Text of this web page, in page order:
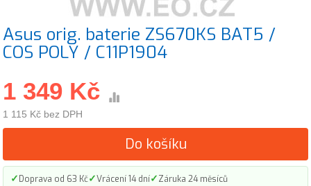
Asus orig. baterie ZS670KS BAT5 /
COS POLY / C11P1904
1 349 Kč
1 115 Kč bez DPH
Do košíku
✓Doprava od 63 Kč✓Vrácení 14 dní✓Záruka 24 měsíců